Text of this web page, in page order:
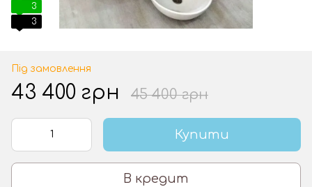
3
3
Під замовлення
43 400 грн 45 400 грн
Купити
В кредит